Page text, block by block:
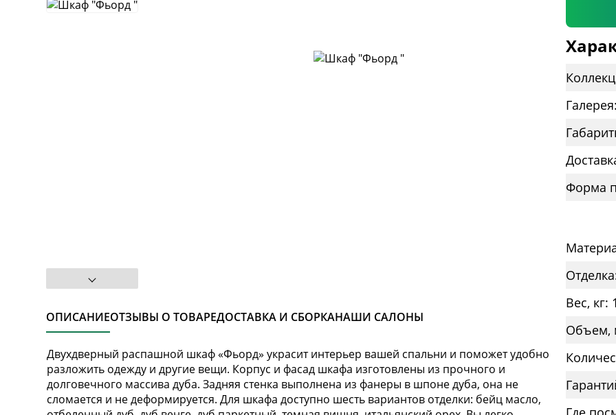
ОПИСАНИЕОТЗЫВЫ О ТОВАРЕДОСТАВКА И СБОРКАНАШИ САЛОНЫ
Двухдверный распашной шкаф «Фьорд» украсит интерьер вашей спальни и поможет удобно
разложить одежду и другие вещи. Корпус и фасад шкафа изготовлены из прочного и
долговечного массива дуба. Задняя стенка выполнена из фанеры в шпоне дуба, она не
сломается и не деформируется. Для шкафа доступно шесть вариантов отделки: бейц масло,
Галерея:
Форма
Вес, кг:
Объем,